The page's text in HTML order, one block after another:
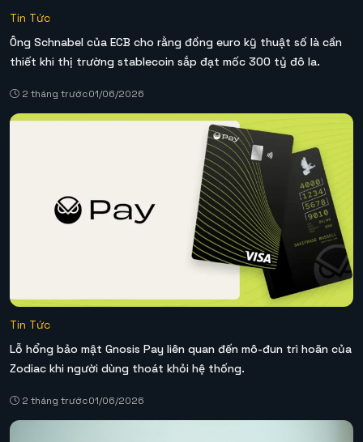
Tin Tức
Ông Schnabel của ECB cho rằng đồng euro kỹ thuật số là cần
thiết khi thị trường stablecoin sắp đạt mốc 300 tỷ đô la.
2 tháng trước01/06/2026
Tin Tức
Lỗ hổng bảo mật Gnosis Pay liên quan đến mô-đun trì hoãn của
Zodiac khi người dùng thoát khỏi hệ thống.
2 tháng trước01/06/2026